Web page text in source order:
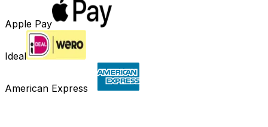
Apple Pay
Ideal
American Express